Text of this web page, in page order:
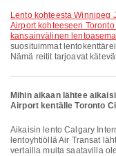
lento kohteesta Winnipeg James Armstrong Richardson International
Airport kohteeseen
kansainvälinen
suosituimmat
Nämä reitit tarjoavat
Mihin aikaan lähtee
Airport kentälle Toronto
Aikaisin lento Calgary International Airportsta Toronto Cityn lentoasemaiin
lentoyhtiöllä Air Transat
vertailla muita saatavilla